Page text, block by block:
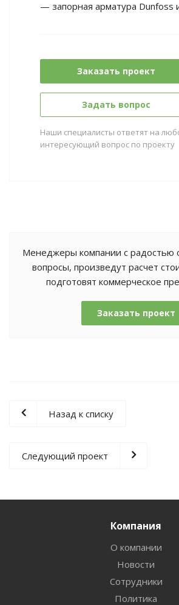
— запорная арматура Dunfoss
Заказать проект
Задать вопрос
Наши специалисты ответят на
интересующий вопрос по проекту
Менеджеры компании с радостью
вопросы, произведут расчет
подготовят коммерческое
Заказать проект
Назад к списку
Следующий проект
Компания
О компании
Новости
Сотрудники
Политика